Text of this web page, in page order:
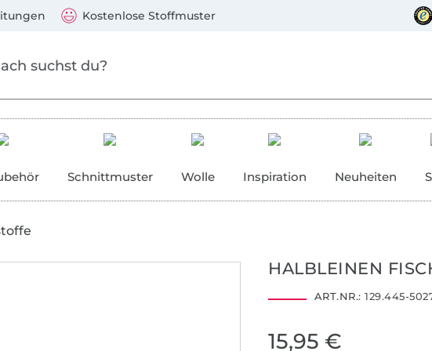
Kostenlose Stoffmuster
Schnittmuster Wolle Inspiration Neuheiten
HALBLEINEN
ART.NR.: 129.445-
15,95 €
Mastercard, PayPal, Giropay, Kauf auf Rechnung, Vorkasse